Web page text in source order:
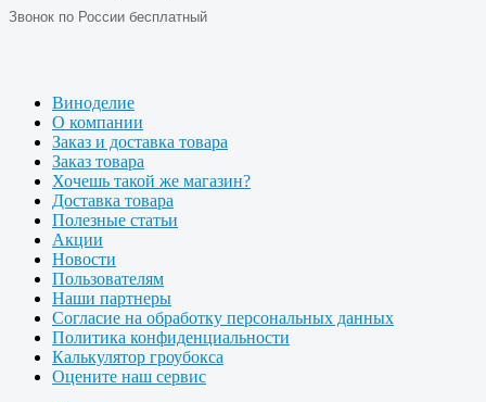
Звонок по России бесплатный
Виноделие
О компании
Заказ и доставка товара
Заказ товара
Хочешь такой же магазин?
Доставка товара
Полезные статьи
Акции
Новости
Пользователям
Наши партнеры
Согласие на обработку персональных данных
Политика конфиденциальности
Калькулятор гроубокса
Оцените наш сервис